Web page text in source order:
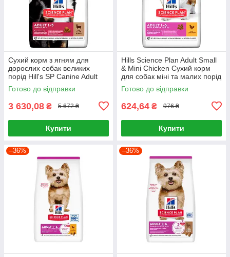
Сухий корм з ягням для
дорослих собак великих
порід Hill's SP Canine Adult
Large Breed Lamb & Rice 14кг
Готово до відправки
3 630,08 ₴ 5 672 ₴
Купити
Hills Science Plan Adult Small
& Mini Chicken Сухий корм
для собак міні та малих порід
із куркою 1,5 кг
Готово до відправки
624,64 ₴ 976 ₴
Купити
–36% –36%